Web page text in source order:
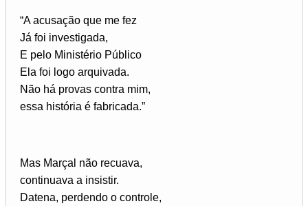
“A acusação que me fez
Já foi investigada,
E pelo Ministério Público
Ela foi logo arquivada.
Não há provas contra mim,
essa história é fabricada.”
Mas Marçal não recuava,
continuava a insistir.
Datena, perdendo o controle,